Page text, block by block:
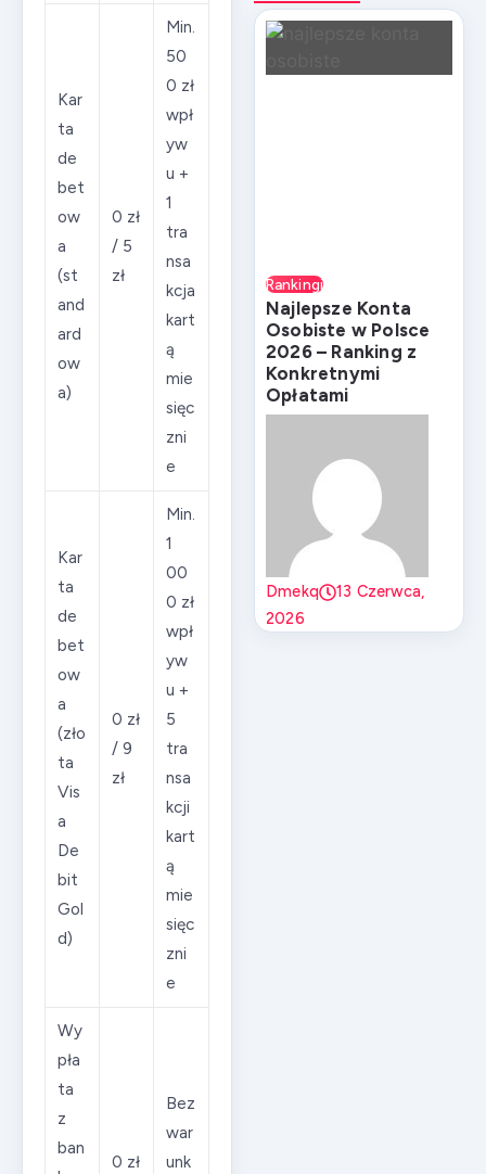
Kar
ta
de
bet
ow
a
(st
and
ard
ow
a)
0 zł
/ 5
zł
Min.
50
0 zł
wpł
yw
u +
1
tra
nsa
kcja
kart
ą
mie
sięc
zni
e
Kar
ta
de
bet
ow
a
(zło
ta
Vis
a
De
bit
Gol
d)
0 zł
/ 9
zł
Min.
1
00
0 zł
wpł
yw
u +
5
tra
nsa
kcji
kart
ą
mie
sięc
zni
e
Wy
pła
ta
z
ban
0 zł
Bez
war
unk
Rankingi
Najlepsze Konta
Osobiste w Polsce
2026 – Ranking z
Konkretnymi
Opłatami
Dmekq
13 Czerwca,
2026